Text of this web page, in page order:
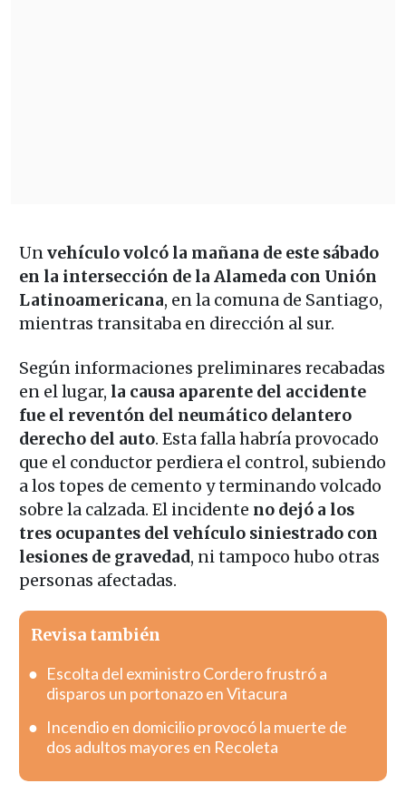
Unvehículo volcó la mañana de este sábado
en la intersección de la Alameda con Unión
Latinoamericana, en la comuna de Santiago,
mientras transitaba en dirección al sur.
Según informaciones preliminares recabadas
en el lugar, la causa aparente del accidente
fue el reventón del neumático delantero
derecho del auto. Esta falla habría provocado
que el conductor perdiera el control, subiendo
a los topes de cemento y terminando volcado
sobre la calzada. El incidente no dejó a los
tres ocupantes del vehículo siniestrado con
lesiones de gravedad, ni tampoco hubo otras
personas afectadas.
Revisa también
Escolta del exministro Cordero frustró a
disparos un portonazo en Vitacura
Incendio en domicilio provocó la muerte de
dos adultos mayores en Recoleta